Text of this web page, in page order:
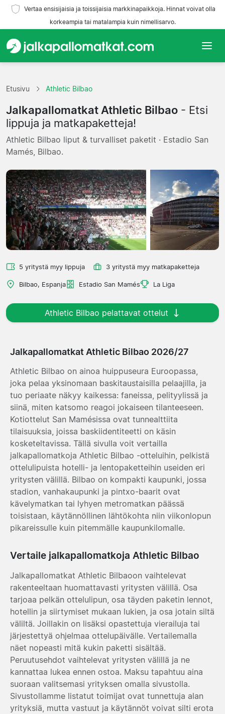
Vertaa ensisijaisia ja toissijaisia markkinapaikkoja. Hinnat voivat olla
korkeampia tai matalampia kuin nimellisarvo.
Joukkueet
Liigat
Matkatoimistoja
Etusivu Athletic Bilbao
Jalkapallomatkat Athletic Bilbao - Etsi
lippuja ja matkapaketteja!
Athletic Bilbao liput & turvalliset paketit · Estadio San
Mamés, Bilbao.
5 yritystä myy lippuja 3 yritystä myy matkapaketteja
Bilbao, Espanja Estadio San Mamés La Liga
Athletic Bilbao pelattavat ottelut
Jalkapallomatkat Athletic Bilbao 2026/27
Athletic Bilbao on ainoa huippuseura Euroopassa,
joka pelaa yksinomaan baskitaustaisilla pelaajilla, ja
tuo periaate näkyy kaikessa: faneissa, pelityylissä ja
siinä, miten katsomo reagoi jokaiseen tilanteeseen.
Kotiottelut San Mamésissa ovat tunnealttiita
tilaisuuksia, joissa baskiidentiteetti on käsin
kosketeltavissa. Tällä sivulla voit vertailla
jalkapallomatkoja Athletic Bilbao -otteluihin, pelkistä
ottelulipuista hotelli- ja lentopaketteihin useiden eri
yritysten välillä. Bilbao on kompakti kaupunki, jossa
stadion, vanhakaupunki ja pintxo-baarit ovat
kävelymatkan tai lyhyen metromatkan päässä
toisistaan, käytännöllinen lähtökohta niin viikonlopun
pikareissulle kuin pitemmälle kaupunkilomalle.
Vertaile jalkapallomatkoja Athletic Bilbao
Jalkapallomatkat Athletic Bilbaoon vaihtelevat
rakenteeltaan huomattavasti yritysten välillä. Osa
tarjoaa pelkän ottelulipun, osa täyden paketin lennot,
hotellin ja siirtymiset mukaan lukien, ja osa jotain siltä
väliltä. Joillakin on lisäksi opastettuja vierailuja tai
järjestettyä ohjelmaa ottelupäivälle. Vertailemalla
näet nopeasti mitä kukin paketti sisältää.
Peruutusehdot vaihtelevat yritysten välillä ja ne
kannattaa lukea ennen ostoa. Maksu tapahtuu aina
suoraan valitsemasi yrityksen omalla sivustolla.
Sivustollamme listatut toimijat ovat tunnettuja alan
yrityksiä, mutta vastuut ja käytännöt voivat silti erota